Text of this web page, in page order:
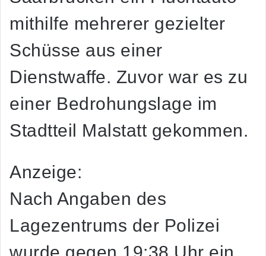
mithilfe mehrerer gezielter
Schüsse aus einer
Dienstwaffe. Zuvor war es zu
einer Bedrohungslage im
Stadtteil Malstatt gekommen.
Anzeige:
Nach Angaben des
Lagezentrums der Polizei